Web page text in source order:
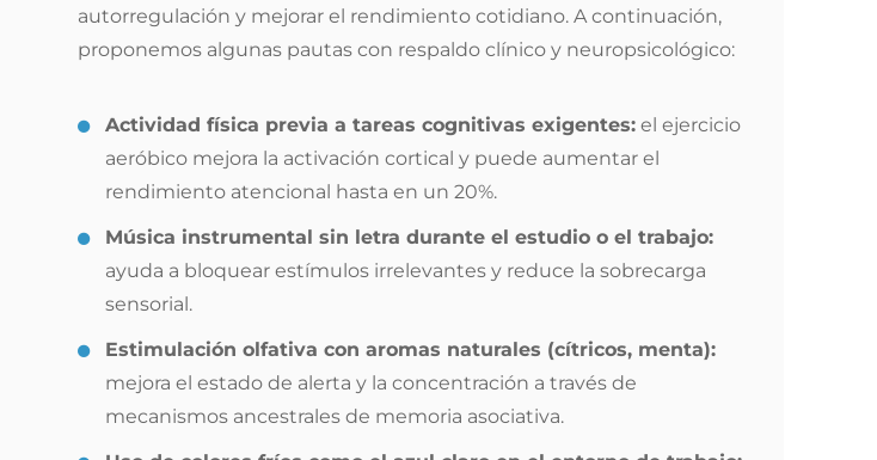
autorregulación y mejorar el rendimiento cotidiano. A continuación,
proponemos algunas pautas con respaldo clínico y neuropsicológico:
Actividad física previa a tareas cognitivas exigentes: el ejercicio
aeróbico mejora la activación cortical y puede aumentar el
rendimiento atencional hasta en un 20%.
Música instrumental sin letra durante el estudio o el trabajo:
ayuda a bloquear estímulos irrelevantes y reduce la sobrecarga
sensorial.
Estimulación olfativa con aromas naturales (cítricos, menta):
mejora el estado de alerta y la concentración a través de
mecanismos ancestrales de memoria asociativa.